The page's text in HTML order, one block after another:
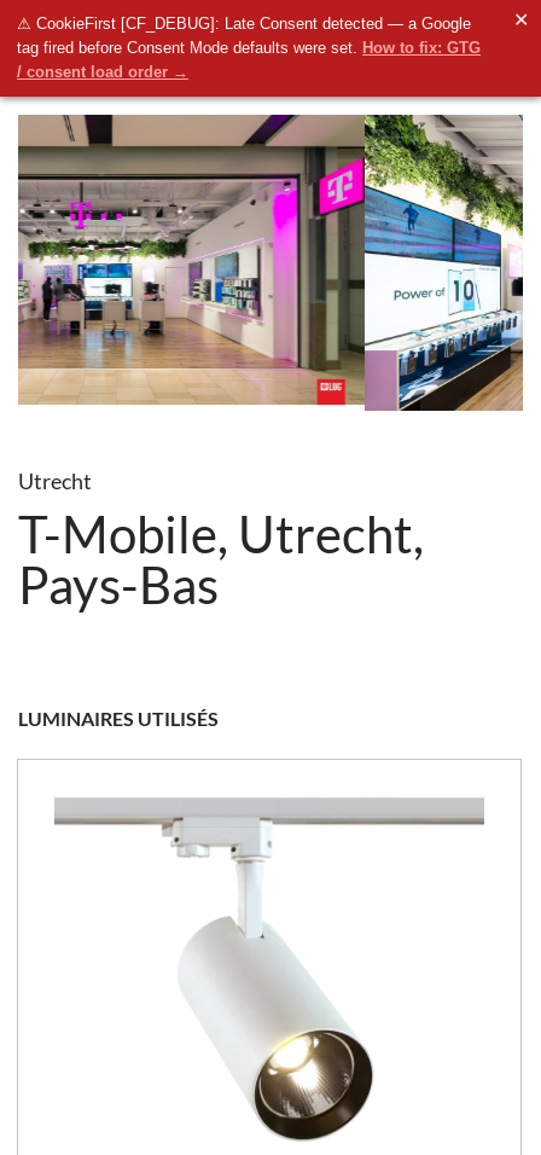
⚠ CookieFirst [CF_DEBUG]: Late Consent detected — a Google
tag fired before Consent Mode defaults were set. How to fix: GTG
/ consent load order →
✕
Utrecht
T-Mobile, Utrecht,
Pays-Bas
LUMINAIRES UTILISÉS